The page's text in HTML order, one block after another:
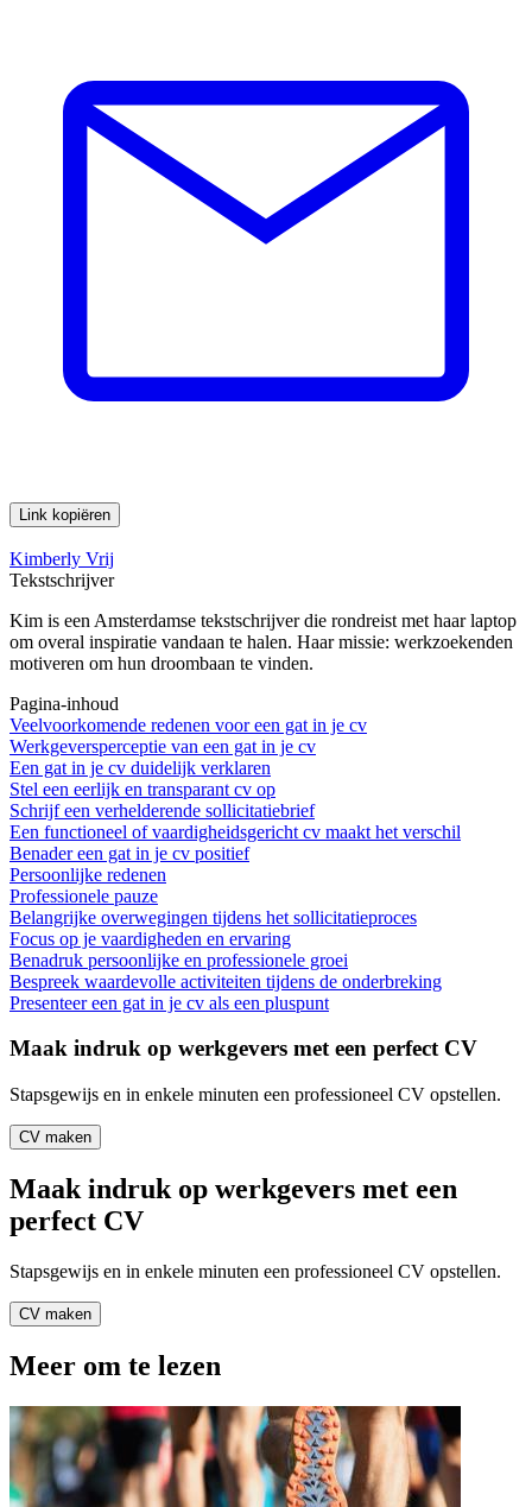
Link kopiëren
Kimberly Vrij
Tekstschrijver
Kim is een Amsterdamse tekstschrijver die rondreist met haar laptop
om overal inspiratie vandaan te halen. Haar missie: werkzoekenden
motiveren om hun droombaan te vinden.
Pagina-inhoud
Veelvoorkomende redenen voor een gat in je cv
Werkgeversperceptie van een gat in je cv
Een gat in je cv duidelijk verklaren
Stel een eerlijk en transparant cv op
Schrijf een verhelderende sollicitatiebrief
Een functioneel of vaardigheidsgericht cv maakt het verschil
Benader een gat in je cv positief
Persoonlijke redenen
Professionele pauze
Belangrijke overwegingen tijdens het sollicitatieproces
Focus op je vaardigheden en ervaring
Benadruk persoonlijke en professionele groei
Bespreek waardevolle activiteiten tijdens de onderbreking
Presenteer een gat in je cv als een pluspunt
Maak indruk op werkgevers met een perfect CV
Stapsgewijs en in enkele minuten een professioneel CV opstellen.
CV maken
Maak indruk op werkgevers met een
perfect CV
Stapsgewijs en in enkele minuten een professioneel CV opstellen.
CV maken
Meer om te lezen